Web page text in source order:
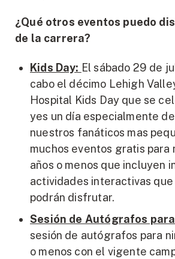
¿Qué otros eventos puedo
de la carrera?
Kids Day: El sábado 29 de
cabo el décimo Lehigh
Hospital Kids Day que se
yes un día especialmente
nuestros fanáticos mas
muchos eventos gratis para
años o menos que incluyen
actividades interactivas que
podrán disfrutar.
Sesión de Autógrafos
sesión de autógrafos para
o menos con el vigente